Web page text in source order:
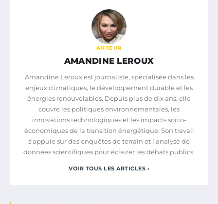
AUTEUR
AMANDINE LEROUX
Amandine Leroux est journaliste, spécialisée dans les
enjeux climatiques, le développement durable et les
énergies renouvelables. Depuis plus de dix ans, elle
couvre les politiques environnementales, les
innovations technologiques et les impacts socio-
économiques de la transition énergétique. Son travail
s’appuie sur des enquêtes de terrain et l’analyse de
données scientifiques pour éclairer les débats publics.
VOIR TOUS LES ARTICLES ›